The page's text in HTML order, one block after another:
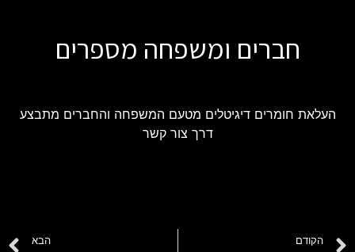
חברים ומשפחה מספרים
העלאת חומרים דיגיטלים מטעם המשפחה והחברים מתבצע
דרך צור קשר
הקודם הבא